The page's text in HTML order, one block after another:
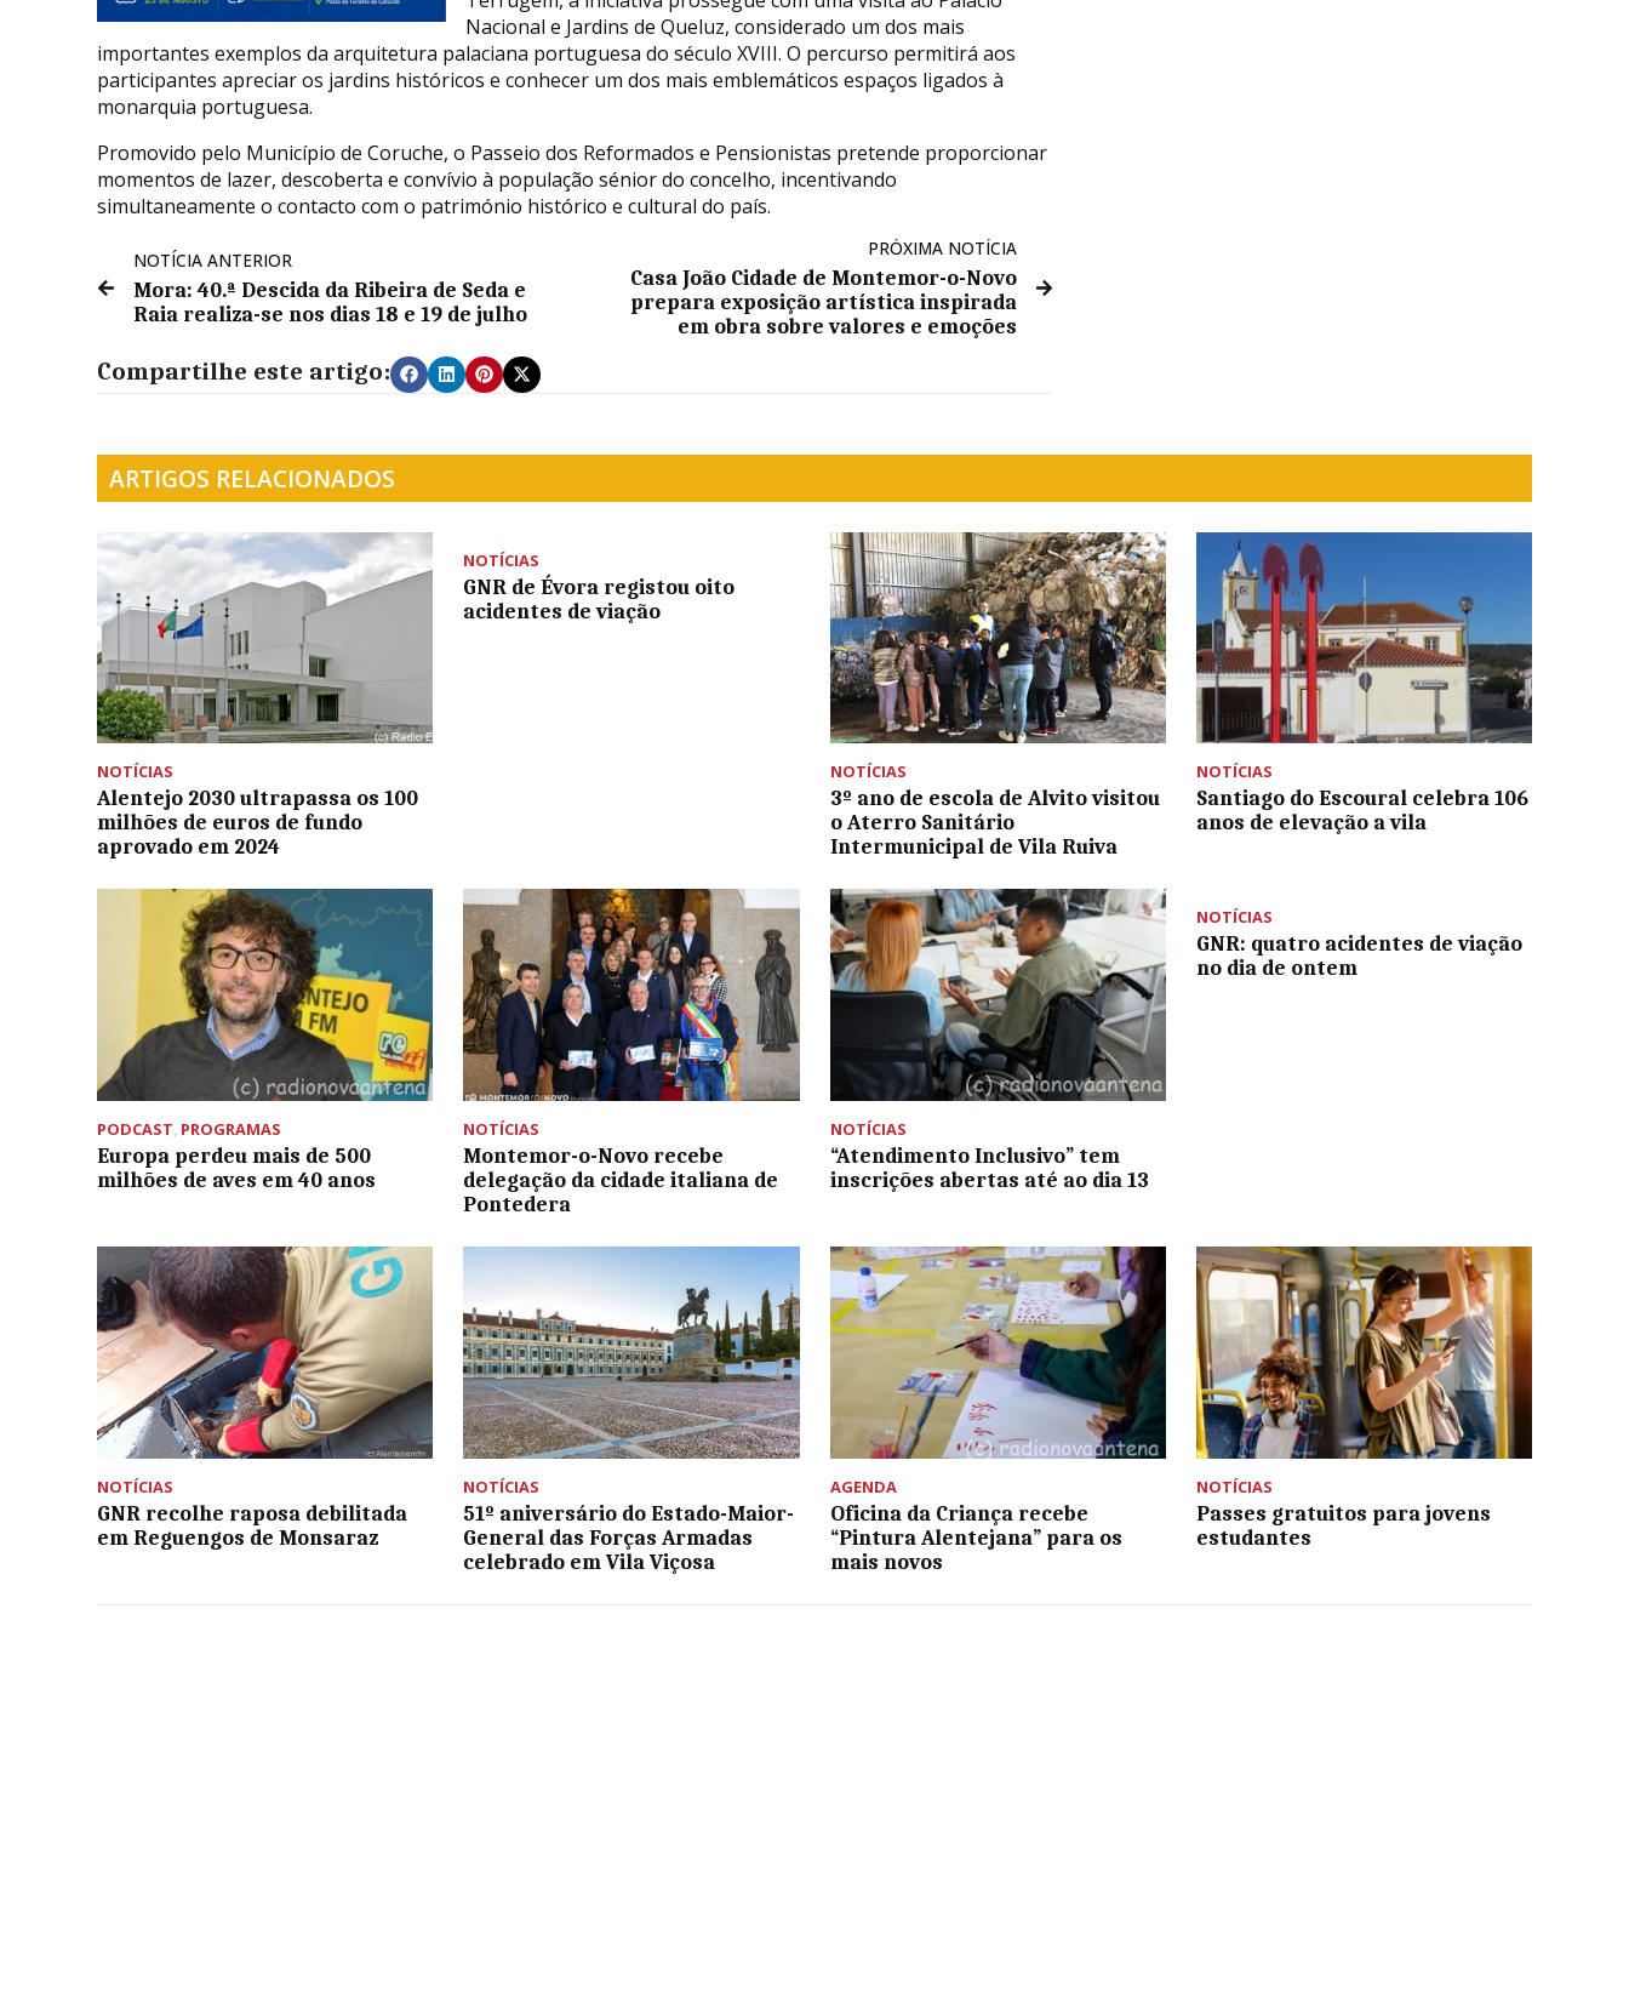
Nacional e Jardins de Queluz, considerado um dos mais
importantes exemplos da arquitetura palaciana portuguesa do século XVIII. O percurso permitirá aos
participantes apreciar os jardins históricos e conhecer um dos mais emblemáticos espaços ligados à
monarquia portuguesa.
Promovido pelo Município de Coruche, o Passeio dos Reformados e Pensionistas pretende proporcionar
momentos de lazer, descoberta e convívio à população sénior do concelho, incentivando
simultaneamente o contacto com o património histórico e cultural do país.
NOTÍCIA ANTERIOR
Mora: 40.ª Descida da Ribeira de Seda e
Raia realiza-se nos dias 18 e 19 de julho
PRÓXIMA NOTÍCIA
Casa João Cidade de Montemor-o-Novo
prepara exposição artística inspirada
em obra sobre valores e emoções
Compartilhe este artigo:
ARTIGOS RELACIONADOS
NOTÍCIAS
Alentejo 2030 ultrapassa os 100
milhões de euros de fundo
aprovado em 2024
NOTÍCIAS
GNR de Évora registou oito
acidentes de viação
NOTÍCIAS
3º ano de escola de Alvito visitou
o Aterro Sanitário
Intermunicipal de Vila Ruiva
NOTÍCIAS
Santiago do Escoural celebra 106
anos de elevação a vila
PODCAST, PROGRAMAS
Europa perdeu mais de 500
milhões de aves em 40 anos
NOTÍCIAS
Montemor-o-Novo recebe
delegação da cidade italiana de
Pontedera
NOTÍCIAS
“Atendimento Inclusivo” tem
inscrições abertas até ao dia 13
NOTÍCIAS
GNR: quatro acidentes de viação
no dia de ontem
NOTÍCIAS
GNR recolhe raposa debilitada
em Reguengos de Monsaraz
NOTÍCIAS
51º aniversário do Estado-Maior-
General das Forças Armadas
celebrado em Vila Viçosa
AGENDA
Oficina da Criança recebe
“Pintura Alentejana” para os
mais novos
NOTÍCIAS
Passes gratuitos para jovens
estudantes